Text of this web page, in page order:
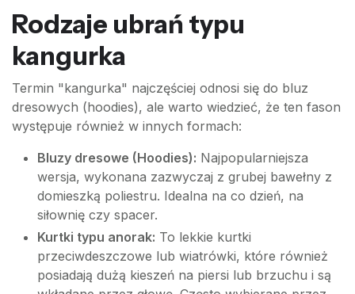
Rodzaje ubrań typu
kangurka
Termin "kangurka" najczęściej odnosi się do bluz
dresowych (hoodies), ale warto wiedzieć, że ten fason
występuje również w innych formach:
Bluzy dresowe (Hoodies): Najpopularniejsza
wersja, wykonana zazwyczaj z grubej bawełny z
domieszką poliestru. Idealna na co dzień, na
siłownię czy spacer.
Kurtki typu anorak: To lekkie kurtki
przeciwdeszczowe lub wiatrówki, które również
posiadają dużą kieszeń na piersi lub brzuchu i są